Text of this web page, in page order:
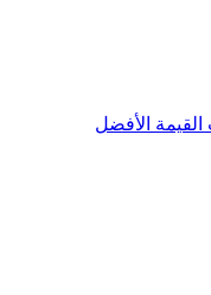
الأفضل